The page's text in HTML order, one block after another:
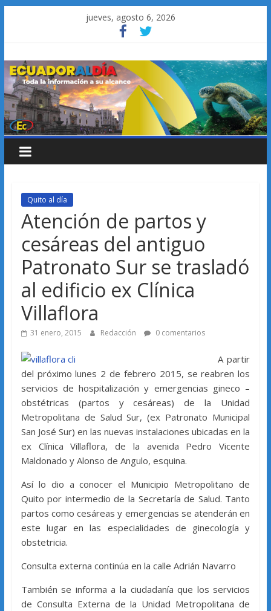
jueves, agosto 6, 2026
Quito al día
Atención de partos y
cesáreas del antiguo
Patronato Sur se trasladó
al edificio ex Clínica
31 enero, 2015 Redacción 0 comentarios
A partir
del próximo lunes 2 de febrero 2015, se reabren los
servicios de hospitalización y emergencias gineco –
obstétricas (partos y cesáreas) de la Unidad
Metropolitana de Salud Sur, (ex Patronato Municipal
San José Sur) en las nuevas instalaciones ubicadas en la
ex Clínica Villaflora, de la avenida Pedro Vicente
Maldonado y Alonso de Angulo, esquina.
Así lo dio a conocer el Municipio Metropolitano de
Quito por intermedio de la Secretaría de Salud. Tanto
partos como cesáreas y emergencias se atenderán en
este lugar en las especialidades de ginecología y
obstetricia.
Consulta externa continúa en la calle Adrián Navarro
También se informa a la ciudadanía que los servicios
de Consulta Externa de la Unidad Metropolitana de